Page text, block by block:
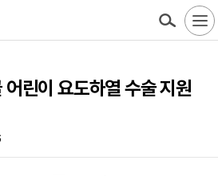
린이 요도하열 수술 지원